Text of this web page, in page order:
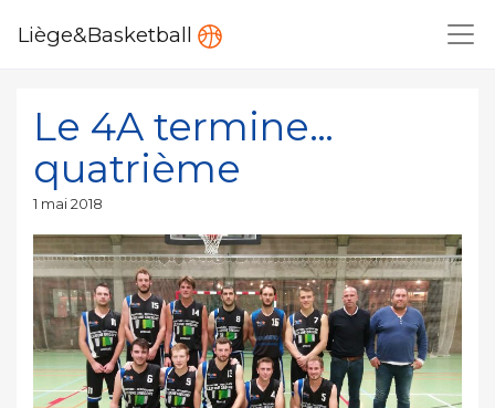
Liège&Basketball
Le 4A termine…
quatrième
Publié
1 mai 2018